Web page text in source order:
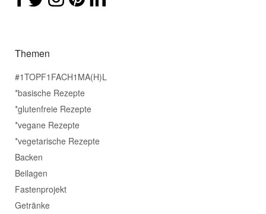
Themen
#1TOPF1FACH1MA(H)L
*basische Rezepte
*glutenfreie Rezepte
*vegane Rezepte
*vegetarische Rezepte
Backen
Beilagen
Fastenprojekt
Getränke